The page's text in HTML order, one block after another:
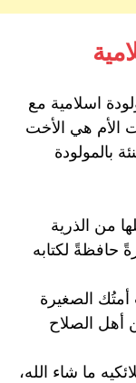
اسلامية مع
الأم هي الأخت
بالمولودة
من الذرية
حافظةً لكتابه
أمتُك الصغيرة
أهل الصلاح
ما شاء الله،